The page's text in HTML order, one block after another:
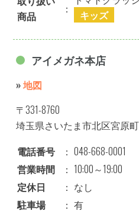
商品
：
キッズ
アイメガネ本店
»地図
〒331-8760
埼玉県さいたま市北区宮原
電話番号
： 048-668-0001
営業時間
： 10:00～19:00
定休日
： なし
駐車場
： 有